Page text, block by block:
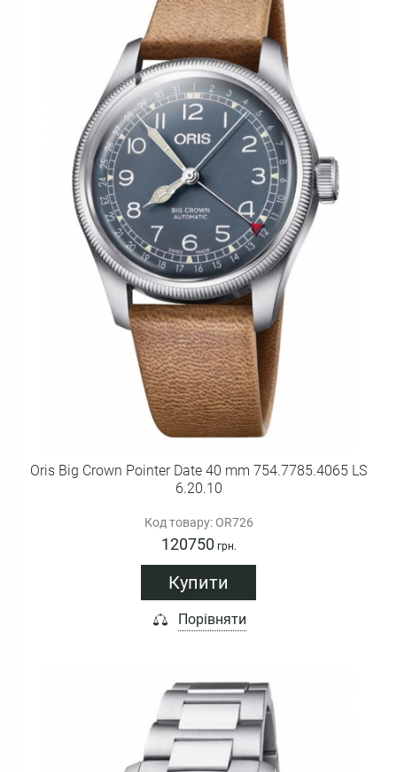
Oris Big Crown Pointer Date 40 mm 754.7785.4065 LS
6.20.10
Код товару: OR726
120750 грн.
Купити
Порівняти